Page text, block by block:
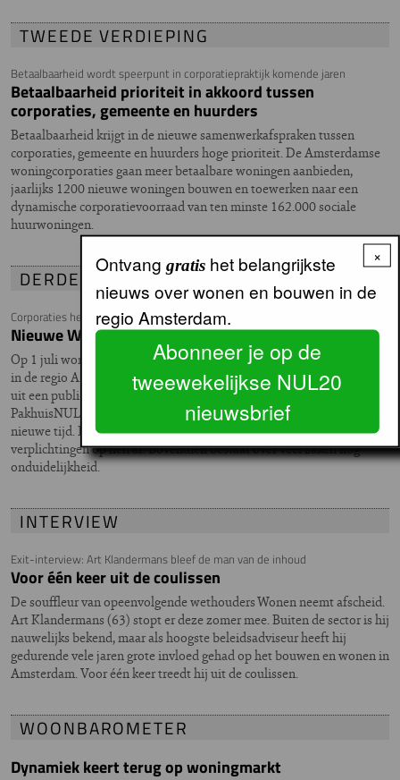
TWEEDE VERDIEPING
Betaalbaarheid wordt speerpunt in corporatiepraktijk komende jaren
Betaalbaarheid prioriteit in akkoord tussen
corporaties, gemeente en huurders
Betaalbaarheid krijgt in de nieuwe samenwerkafspraken tussen
corporaties, gemeente en huurders hoge prioriteit. De Amsterdamse
woningcorporaties gaan meer betaalbare woningen aanbieden,
jaarlijks 1200 nieuwe woningen bouwen en toewerken naar een
dynamische corporatievoorraad van ten minste 162.000 sociale
huurwoningen.
DERDE VERDIEPING
Corporaties hebben zich belangrijke aanpassingen al eigen gemaakt
Nieuwe Woningwet per 1 juli. En nu?
Op 1 juli wordt de nieuwe Woningwet van kracht. Voor de corporaties
in de regio Amsterdam zijn de gevolgen vooralsnog beperkt, zo bleek
uit een publiek interview met drie bestuurders tijdens
PakhuisNUL20. De corporaties hebben zich al aangepast aan de
nieuwe tijd. Er komen vooral veel meer administratieve
verplichtingen op hen af. Bovendien bestaat over veel zaken nog
onduidelijkheid.
INTERVIEW
Exit-interview: Art Klandermans bleef de man van de inhoud
Voor één keer uit de coulissen
De souffleur van opeenvolgende wethouders Wonen neemt afscheid.
Art Klandermans (63) stopt er deze zomer mee. Buiten de sector is hij
nauwelijks bekend, maar als hoogste beleidsadviseur heeft hij
gedurende vele jaren grote invloed gehad op het bouwen en wonen in
Amsterdam. Voor één keer treedt hij uit de coulissen.
WOONBAROMETER
Dynamiek keert terug op woningmarkt
×
Ontvang gratishet belangrijkste
nieuws over wonen en bouwen in de
regio Amsterdam.
Abonneer je op de
tweewekelijkse NUL20
nieuwsbrief